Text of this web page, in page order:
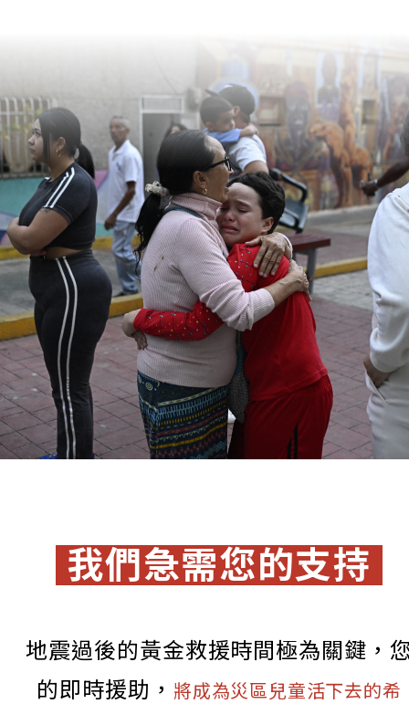
我們急需您的支持
地震過後的黃金救援時間極為關鍵，
的即時援助， 將成為災區兒童活下去的希